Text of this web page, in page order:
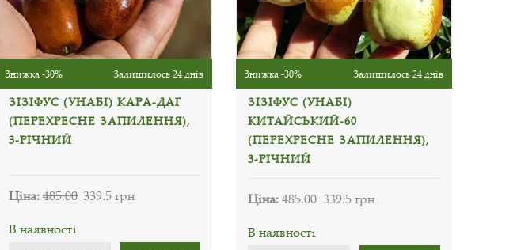
Знижка -30% Залишилось 24 днів
ЗІЗІФУС (УНАБІ) КАРА-ДАГ
(ПЕРЕХРЕСНЕ ЗАПИЛЕННЯ),
3-РІЧНИЙ
Ціна:485.00 339.5 грн
В наявності
Знижка -30% Залишилось 24 днів
ЗІЗІФУС (УНАБІ)
КИТАЙСЬКИЙ-60
(ПЕРЕХРЕСНЕ ЗАПИЛЕННЯ),
3-РІЧНИЙ
Ціна:485.00 339.5 грн
В наявності